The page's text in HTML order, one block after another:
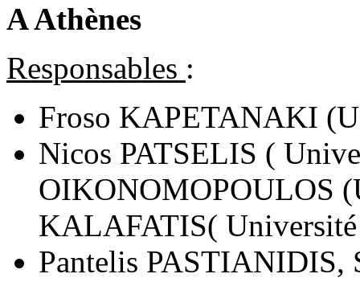
A Athènes
Responsables :
Froso KAPETANAKI
Nicos PATSELIS (
OIKONOMOPOULOS
KALAFATIS( Université
Pantelis